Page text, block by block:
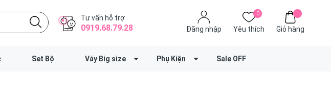
Tư vấn hỗ trợ
0919.68.79.28 Đăng nhập
0
Yêu thích Giỏ hàng
Set Bộ Váy Big size Phụ Kiện Sale OFF